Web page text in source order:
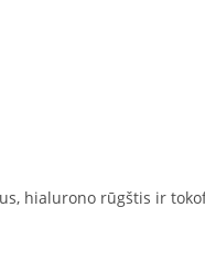
hialurono rūgštis ir